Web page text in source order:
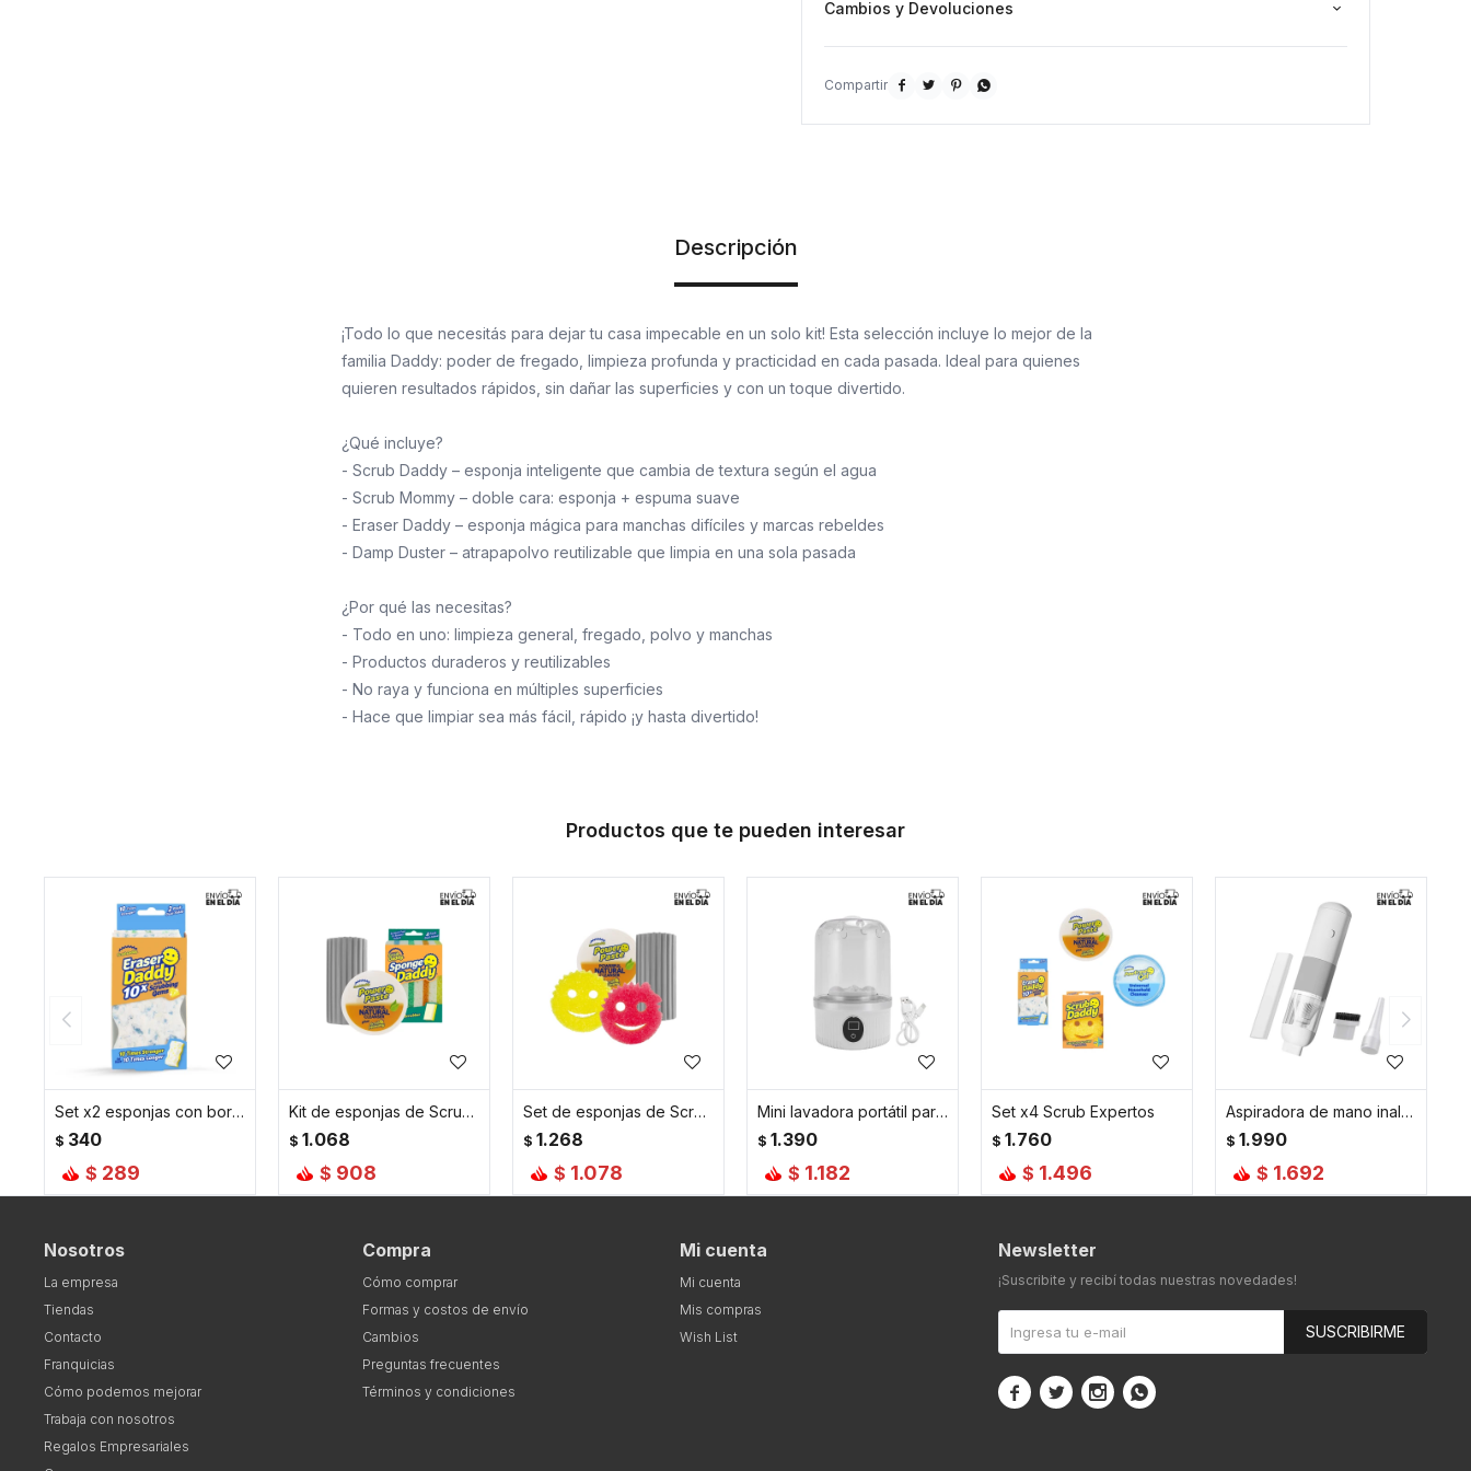
Cambios y Devoluciones
   
Descripción
¡Todo lo que necesitás para dejar tu casa impecable en un solo kit! Esta selección incluye lo mejor de la
familia Daddy: poder de fregado, limpieza profunda y practicidad en cada pasada. Ideal para quienes
quieren resultados rápidos, sin dañar las superficies y con un toque divertido.
¿Qué incluye?
- Scrub Daddy – esponja inteligente que cambia de textura según el agua
- Scrub Mommy – doble cara: esponja + espuma suave
- Eraser Daddy – esponja mágica para manchas difíciles y marcas rebeldes
- Damp Duster – atrapapolvo reutilizable que limpia en una sola pasada
¿Por qué las necesitas?
- Todo en uno: limpieza general, fregado, polvo y manchas
- Productos duraderos y reutilizables
- No raya y funciona en múltiples superficies
- Hace que limpiar sea más fácil, rápido ¡y hasta divertido!
Productos que te pueden interesar
Set x2 esponjas con borrador Eraser Daddy
$ 340
$ 289
Kit de esponjas de Scrub Daddy expertos
$ 1.068
$ 908
Set de esponjas de Scrub Daddy para fanáticos
$ 1.268
$ 1.078
Mini lavadora portátil para medias y ropa interior - Blanco
$ 1.390
$ 1.182
Set x4 Scrub Expertos
$ 1.760
$ 1.496
Aspiradora de mano inalámbrica a batería - Blanca
$ 1.990
$ 1.692
Nosotros
La empresa
Tiendas
Contacto
Franquicias
Cómo podemos mejorar
Trabaja con nosotros
Regalos Empresariales
Compra
Cómo comprar
Formas y costos de envío
Cambios
Preguntas frecuentes
Términos y condiciones
Mi cuenta
Mi cuenta
Mis compras
Wish List
Newsletter
¡Suscribite y recibí todas nuestras novedades!
SUSCRIBIRME
   